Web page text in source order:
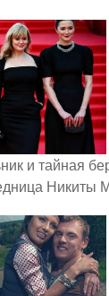
и тайная
Никиты